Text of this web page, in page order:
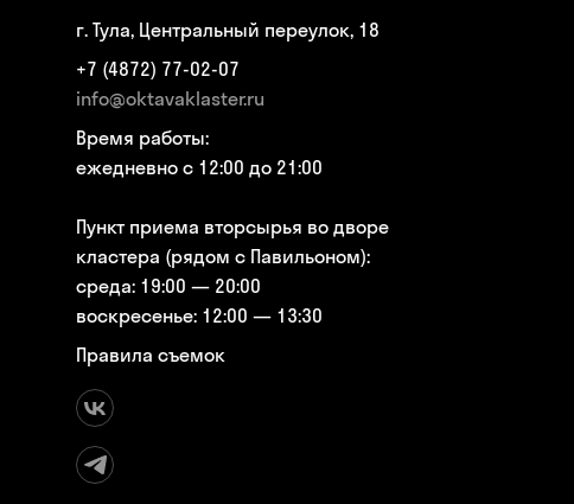
г. Тула, Центральный переулок, 18
+7 (4872) 77-02-07
info@oktavaklaster.ru
Время работы:
ежедневно с 12:00 до 21:00
Пункт приема вторсырья во дворе
кластера (рядом с Павильоном):
среда: 19:00 — 20:00
воскресенье: 12:00 — 13:30
Правила съемок